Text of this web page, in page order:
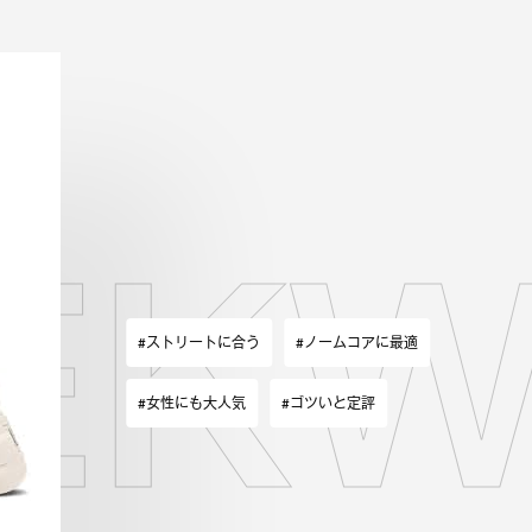
#ストリートに合う #ノームコアに最適
#女性にも大人気 #ゴツいと定評